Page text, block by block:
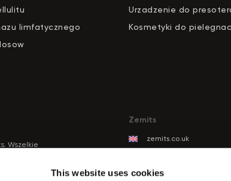
This website uses cookies
limfatycznego
Urzadzenie do
Kosmetyki do
zemits.co.uk
zemits.be
Zemits
Wszelkie